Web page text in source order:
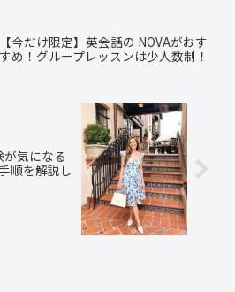
【今だけ限定】英会話の NOVAがおす
すめ！グループレッスンは少人数制！
が気になる
順を解説し